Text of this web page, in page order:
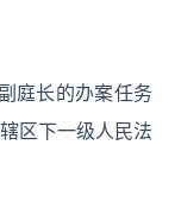
庭长的办案任务
区下一级人民法